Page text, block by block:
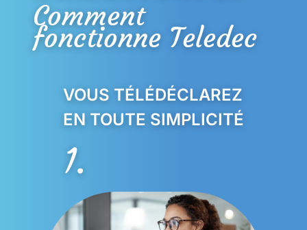
Comment
fonctionne Teledec
VOUS TÉLÉDÉCLAREZ
EN TOUTE SIMPLICITÉ
1.